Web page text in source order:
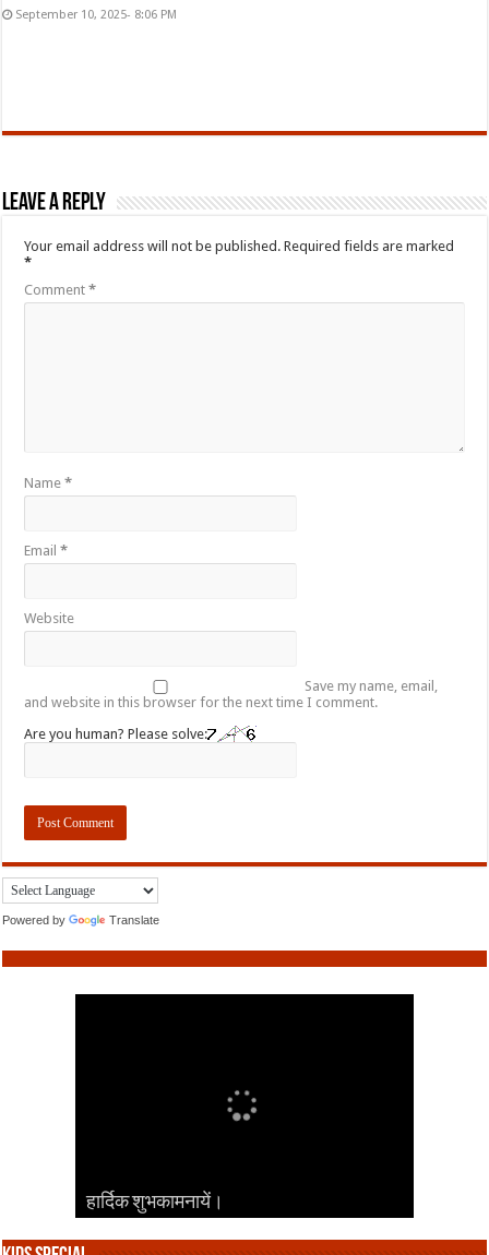
September 10, 2025- 8:06 PM
Leave a Reply
Your email address will not be published. Required fields are marked
*
Comment*
Name*
Email*
Website
Save my name, email,
and website in this browser for the next time I comment.
Are you human? Please solve:
Powered by Translate
हार्दिक शुभकामनायें।
हार्दिक शुभकामनायें।
हार्दिक शुभकामनायें।
हार्दिक शुभकामनायें।
हार्दिक शुभकामनायें।